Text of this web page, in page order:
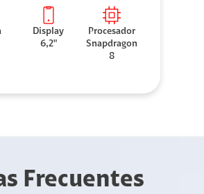
Display
6,2"
Procesador
Snapdragon
8
Frecuentes